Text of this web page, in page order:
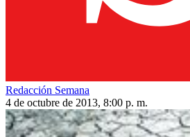
Redacción Semana
4 de octubre de 2013, 8:00 p. m.